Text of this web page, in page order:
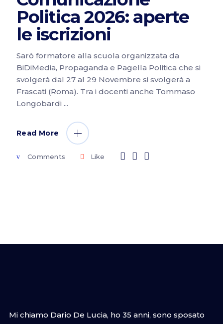
Politica 2026: aperte
le iscrizioni
Sarò formatore alla scuola organizzata da
BiDiMedia, Propaganda e Pagella Politica che si
svolgerà dal 27 al 29 Novembre si svolgerà a
Frascati (Roma). Tra i docenti anche Tommaso
Longobardi
Read More
Comments Like
Mi chiamo Dario De Lucia, ho 35 anni, sono sposato